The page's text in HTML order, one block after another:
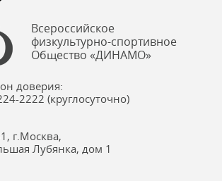
Всероссийское
физкультурно-спортивное
Общество «ДИНАМО»
доверия:
2222 (круглосуточно)
г.Москва,
Лубянка, дом 1